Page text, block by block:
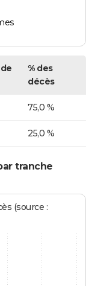
% des
décès
75,0 %
25,0 %
tranche
(source :